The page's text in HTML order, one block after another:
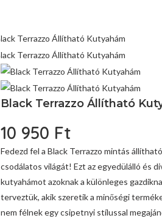
Black Terrazzo Állítható
10 950 Ft
Fedezd fel a Black Terrazzo mintás
csodálatos világát! Ezt az egyedülálló és
kutyahámot azoknak a különleges
terveztük, akik szeretik a minőségi
nem félnek egy csipetnyi stílussal